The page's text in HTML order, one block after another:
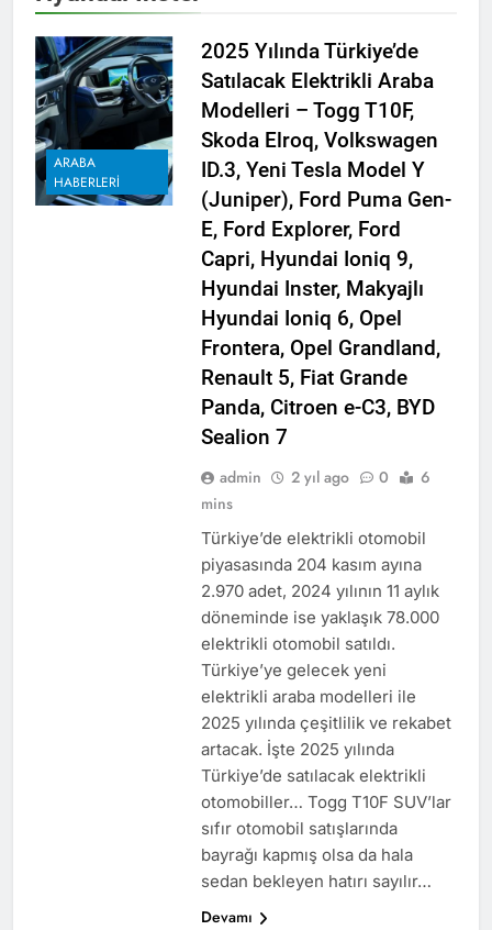
ARABA
HABERLERI
2025 Yılında Türkiye’de
Satılacak Elektrikli Araba
Modelleri – Togg T10F,
Skoda Elroq, Volkswagen
ID.3, Yeni Tesla Model Y
(Juniper), Ford Puma Gen-
E, Ford Explorer, Ford
Capri, Hyundai Ioniq 9,
Hyundai Inster, Makyajlı
Hyundai Ioniq 6, Opel
Frontera, Opel Grandland,
Renault 5, Fiat Grande
Panda, Citroen e-C3, BYD
Sealion 7
admin 2 yıl ago 0
6
mins
Türkiye’de elektrikli otomobil
piyasasında 204 kasım ayına
2.970 adet, 2024 yılının 11 aylık
döneminde ise yaklaşık 78.000
elektrikli otomobil satıldı.
Türkiye’ye gelecek yeni
elektrikli araba modelleri ile
2025 yılında çeşitlilik ve rekabet
artacak. İşte 2025 yılında
Türkiye’de satılacak elektrikli
otomobiller… Togg T10F SUV’lar
sıfır otomobil satışlarında
bayrağı kapmış olsa da hala
sedan bekleyen hatırı sayılır…
Devamı